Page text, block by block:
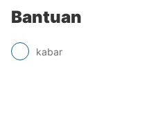
Bantuan
kabar